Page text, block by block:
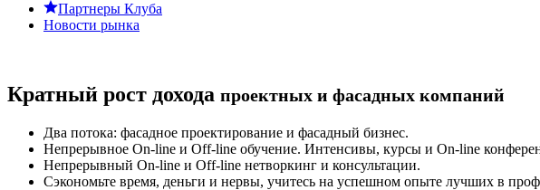
Партнеры Клуба
Новости рынка
Кратный рост дохода проектных и фасадных компаний
Два потока: фасадное проектирование и фасадный бизнес.
Непрерывное On-line и Off-line обучение. Интенсивы, курсы и On-line
Непрерывный On-line и Off-line нетворкинг и консультации.
Сэкономьте время, деньги и нервы, учитесь на успешном опыте лучших в